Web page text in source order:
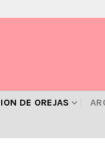
DE OREJAS